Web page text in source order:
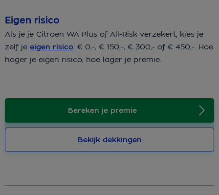
Eigen risico
Als je je Citroën WA Plus of All-Risk verzekert, kies je
zelf je eigen risico: € 0,-, € 150,-, € 300,- of € 450,-. Hoe
hoger je eigen risico, hoe lager je premie.
Bereken je premie
Bekijk dekkingen